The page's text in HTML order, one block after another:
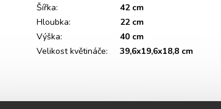
Šířka:
42 cm
Hloubka:
22 cm
Výška:
40 cm
Velikost květináče: 39,6x19,6x18,8 cm